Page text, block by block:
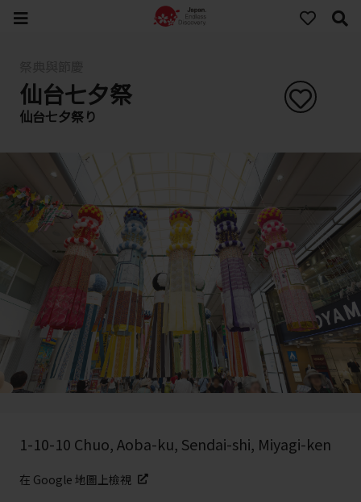
仙台七夕祭
仙台七夕祭り
1-10-10 Chuo, Aoba-ku, Sendai-shi, Miyagi-ken
在 Google 地圖上檢視